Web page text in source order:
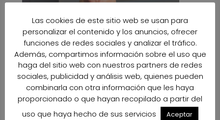
Las cookies de este sitio web se usan para
personalizar el contenido y los anuncios, ofrecer
funciones de redes sociales y analizar el tráfico.
Además, compartimos información sobre el uso que
haga del sitio web con nuestros partners de redes
sociales, publicidad y análisis web, quienes pueden
combinarla con otra información que les haya
proporcionado o que hayan recopilado a partir del
uso que haya hecho de sus servicios
Aceptar